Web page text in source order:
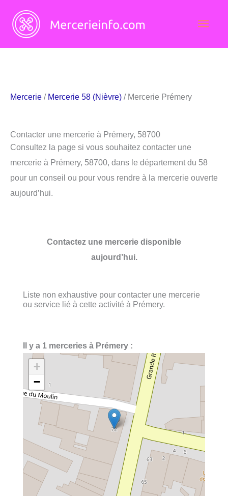
contenu
Mercerie / Mercerie 58 (Nièvre) / Mercerie Prémery
Contacter une mercerie à Prémery, 58700
Consultez la page si vous souhaitez contacter une
mercerie à Prémery, 58700, dans le département du 58
pour un conseil ou pour vous rendre à la mercerie ouverte
aujourd’hui.
Contactez une mercerie disponible
aujourd’hui.
Liste non exhaustive pour contacter une mercerie
ou service lié à cette activité à Prémery.
Il y a 1 merceries à Prémery :
+
−